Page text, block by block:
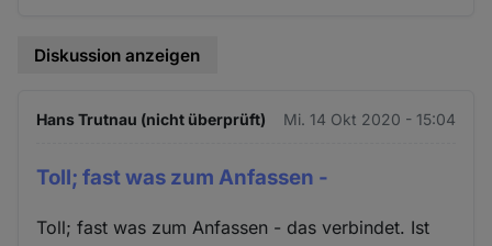
Diskussion anzeigen
Hans Trutnau (nicht überprüft) Mi. 14 Okt 2020 - 15:04
Toll; fast was zum Anfassen -
Toll; fast was zum Anfassen - das verbindet. Ist